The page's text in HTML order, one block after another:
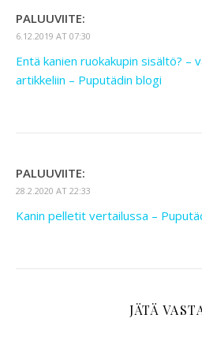
PALUUVIITE:
6.12.2019 AT 07:30
Entä kanien ruokakupin sisältö? –
artikkeliin – Puputädin blogi
PALUUVIITE:
28.2.2020 AT 22:33
Kanin pelletit vertailussa –
JÄTÄ